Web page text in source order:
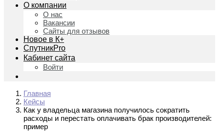
О компании
О нас
Вакансии
Сайты для отзывов
Новое в К+
СпутникPro
Кабинет сайта
Войти
Главная
Кейсы
Как у владельца магазина получилось сократить
расходы и перестать оплачивать брак производителей:
пример